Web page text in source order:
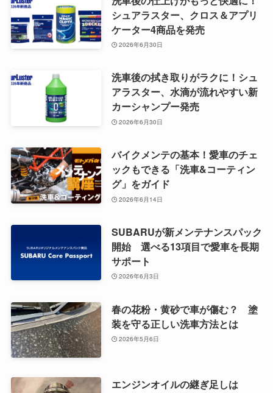
シュアラスター、クロス＆アプリ
ケーター4商品を発売
2026年6月30日
洗車後の拭き取りがラクに！シュ
アラスター、水滴が流れやすい新
カーシャンプー発売
2026年6月30日
バイクメンテの基本！愛車のチェ
ックもできる「洗車&コーティン
グ」をガイド
2026年6月14日
SUBARUが新メンテナンスパック
開始 選べる13項目で愛車を長期
サポート
2026年6月3日
春の花粉・黄砂で車が傷む？ 塗
装を守る正しい洗車方法とは
2026年5月6日
エンジンオイルの継ぎ足しは